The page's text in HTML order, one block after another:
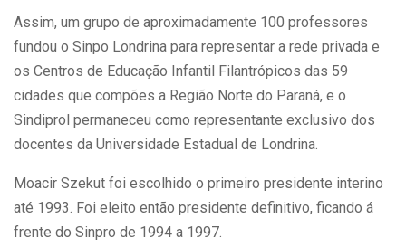
Assim, um grupo de aproximadamente 100 professores
fundou o Sinpo Londrina para representar a rede privada e
os Centros de Educação Infantil Filantrópicos das 59
cidades que compões a Região Norte do Paraná, e o
Sindiprol permaneceu como representante exclusivo dos
docentes da Universidade Estadual de Londrina.
Moacir Szekut foi escolhido o primeiro presidente interino
até 1993. Foi eleito então presidente definitivo, ficando á
frente do Sinpro de 1994 a 1997.